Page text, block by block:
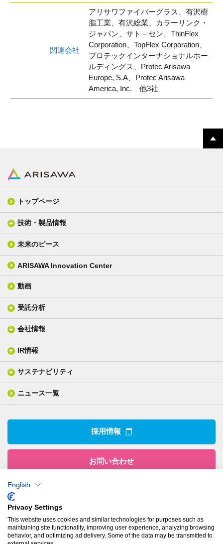
関連会社
アリサワファイバーグラス、有沢樹
脂工業、有沢総業、カラーリンク・
ジャパン、サト－セン、ThinFlex
Corporation、TopFlex Corporation、
プロテックインターナショナルホー
ルディングス、Protec Arisawa
Europe, S.A、Protec Arisawa
America, Inc. 他3社
トップページ
技術・製品情報
FPC材料
カバーレイフィルム
銅張り積層板
層間接着シート
3D材料
電気絶縁・産業構造材料
織物製品
一般塗工製品
産業用構造材料
塗る
技術用語集
技術・製品情報トップ
未来のピース
ARISAWA Innovation Center
動画
受託分析
分析メニュー(事例)
分析ニュース
会社情報
会社概要
事業所
関係企業
IR情報
IR情報トップ
IRニュース
サステナビリティ
サステナビリティ・マネジメント
社会との関わり
ニュース一覧
採用情報
お問い合わせ
株式会社有沢製作所
本社
〒943-8610
新潟県上越市南本町1丁目5番5号
TEL：025-524-5121／FAX：025-524-1117
English
Privacy Settings
This website uses cookies and similar technologies for purposes such as
maintaining site functionality, improving user experience, analyzing browsing
behavior, and optimizing ad delivery. Some of the data may be transmitted to